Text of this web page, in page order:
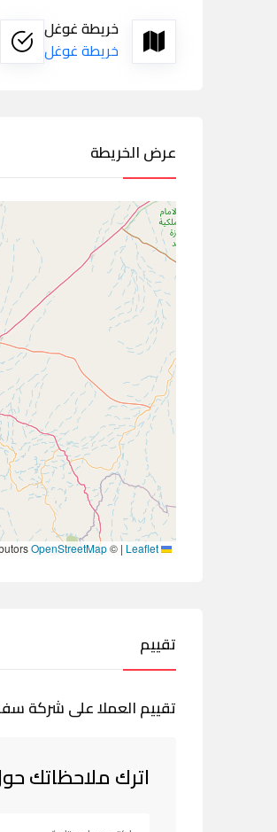
خريطة غوغل
خريطة غوغل
عرض الخريطة
|
©
OpenStreetMap
تقييم
تقييم العملا على شركة
اترك ملاحظاتك